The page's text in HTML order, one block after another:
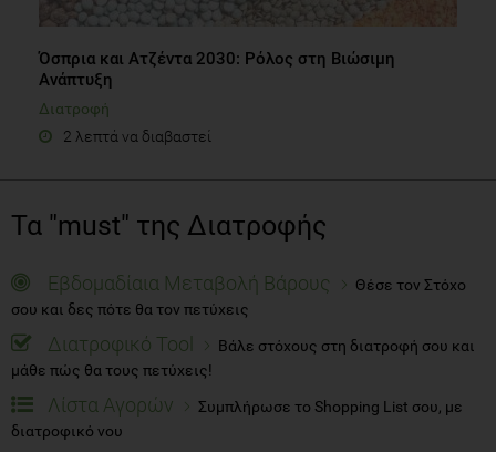
Όσπρια και Ατζέντα 2030: Ρόλος στη Βιώσιμη
Ανάπτυξη
Διατροφή
2 λεπτά να διαβαστεί
Τα "must" της Διατροφής
Εβδομαδίαια Μεταβολή Βάρους
Θέσε τον Στόχο
σου και δες πότε θα τον πετύχεις
Διατροφικό Tool
Βάλε στόχους στη διατροφή σου και
μάθε πώς θα τους πετύχεις!
Λίστα Αγορών
Συμπλήρωσε το Shopping List σου, με
διατροφικό νου